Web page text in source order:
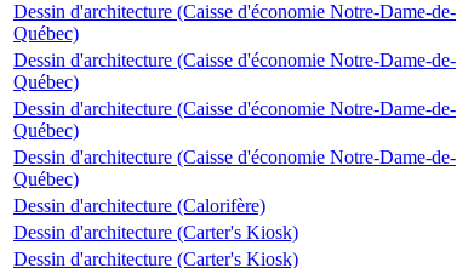
Dessin d'architecture (Caisse d'économie Notre-Dame-de-
Québec)
Dessin d'architecture (Caisse d'économie Notre-Dame-de-
Québec)
Dessin d'architecture (Caisse d'économie Notre-Dame-de-
Québec)
Dessin d'architecture (Caisse d'économie Notre-Dame-de-
Québec)
Dessin d'architecture (Calorifère)
Dessin d'architecture (Carter's Kiosk)
Dessin d'architecture (Carter's Kiosk)